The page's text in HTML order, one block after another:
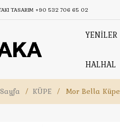
TASARIM +90 532 706 65 02
YENİLER
HALHAL
/ KÜPE / Mor Bella Küpe